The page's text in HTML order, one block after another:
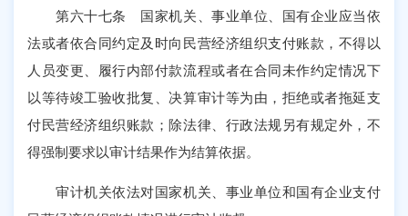
第六十七条 国家机关、事业单位、国有企业应当依
法或者依合同约定及时向民营经济组织支付账款，不得以
人员变更、履行内部付款流程或者在合同未作约定情况下
以等待竣工验收批复、决算审计等为由，拒绝或者拖延支
付民营经济组织账款；除法律、行政法规另有规定外，不
得强制要求以审计结果作为结算依据。
审计机关依法对国家机关、事业单位和国有企业支付